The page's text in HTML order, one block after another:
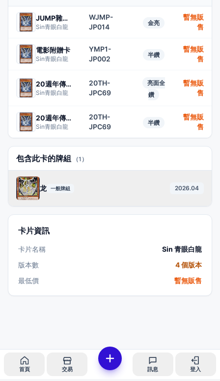
JUMP雜誌卡
Sin青眼白龍
WJMP-
JP014
金亮
暫無販
售
電影附贈卡
Sin青眼白龍
YMP1-
JP002
半鑽
暫無販
售
20週年傳說收藏
Sin青眼白龍
20TH-
JPC69
亮面全
鑽
暫無販
售
20週年傳說收藏
Sin青眼白龍
20TH-
JPC69
半鑽
暫無販
售
包含此卡的牌組 （1）
龙 一般牌組 2026.04
卡片資訊
卡片名稱
Sin 青眼白龍
版本數
4 個版本
最低價
暫無販售
首頁 交易 訊息 登入